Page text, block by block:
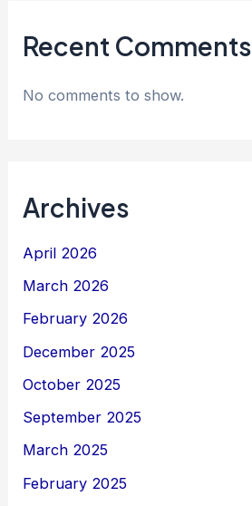
Recent Comments
No comments to show.
Archives
April 2026
March 2026
February 2026
December 2025
October 2025
September 2025
March 2025
February 2025